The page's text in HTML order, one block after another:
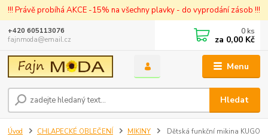
!!! Právě probíhá AKCE -15% na všechny plavky - do vyprodání zásob !!!
Menu
Hledat
+420 605113076
fajnmoda@email.cz
0 ks
za 0,00 Kč
Úvod CHLAPECKÉ OBLEČENÍ MIKINY
Dětská funkční mikina KUGO